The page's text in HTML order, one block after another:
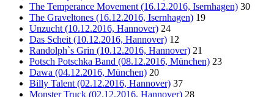
The Temperance Movement (16.12.2016, Isernhagen) 30
The Graveltones (16.12.2016, Isernhagen) 19
Unzucht (10.12.2016, Hannover) 24
Das Scheit (10.12.2016, Hannover) 12
Randolph`s Grin (10.12.2016, Hannover) 21
Potsch Potschka Band (08.12.2016, München) 23
Dawa (04.12.2016, München) 20
Billy Talent (02.12.2016, Hannover) 37
Monster Truck (02.12.2016, Hannover) 28